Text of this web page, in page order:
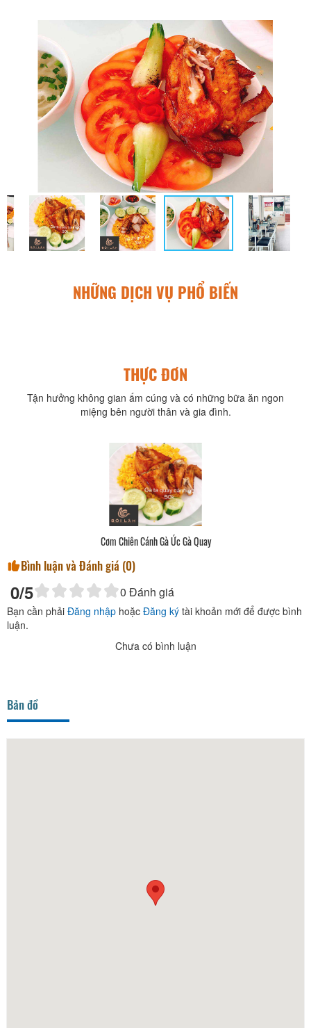
NHỮNG DỊCH VỤ PHỔ BIẾN
THỰC ĐƠN
Tận hưởng không gian ấm cúng và có những bữa ăn ngon
miệng bên người thân và gia đình.
Cơm Chiên Cánh Gà Ức Gà Quay
Bình luận và Đánh giá (0)
0/5 0 Đánh giá
Bạn cần phải Đăng nhập hoặc Đăng ký tài khoản mới để được bình
luận.
Chưa có bình luận
Bản đồ